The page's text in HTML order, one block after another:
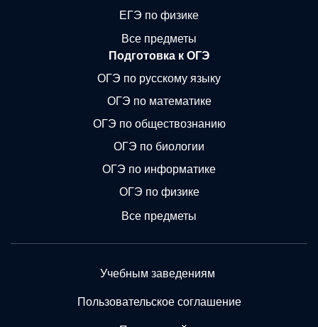
ЕГЭ по физике
Все предметы
Подготовка к ОГЭ
ОГЭ по русскому языку
ОГЭ по математике
ОГЭ по обществознанию
ОГЭ по биологии
ОГЭ по информатике
ОГЭ по физике
Все предметы
Учебным заведениям
Пользовательское соглашение